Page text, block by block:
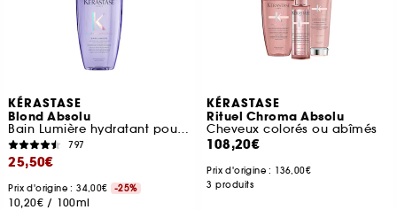
KÉRASTASE
Blond Absolu
Bain Lumière hydratant pour cheveux blonds, décolorés ou méchés
797
25,50€
Prix d'origine : 34,00€ -25%
10,20€ / 100ml
KÉRASTASE
Rituel Chroma Absolu
Cheveux colorés ou abîmés
108,20€
Prix d'origine : 136,00€
3 produits